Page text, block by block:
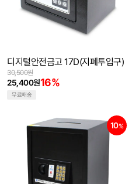
디지털안전금고 17D(지폐투입구)
25,400원16%
30,500원
무료배송
10%